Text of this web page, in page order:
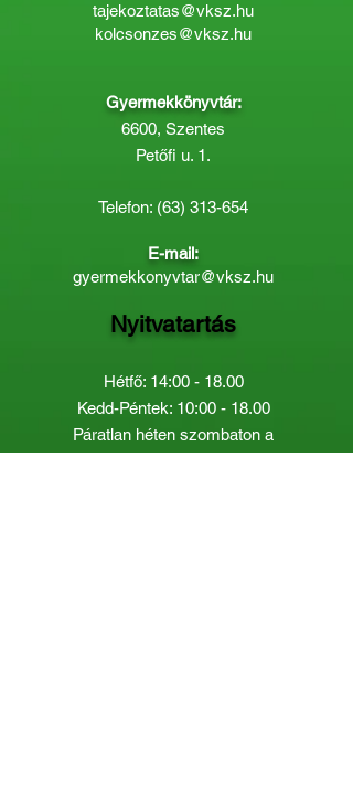
tajekoztatas@vksz.hu
kolcsonzes@vksz.hu
Gyermekkönyvtár:
6600, Szentes
Petőfi u. 1.
Telefon: (63) 313-654
E-mail:
gyermekkonyvtar@vksz.hu
Nyitvatartás
Hétfő: 14:00 - 18.00
Kedd-Péntek: 10:00 - 18.00
Páratlan héten szombaton a